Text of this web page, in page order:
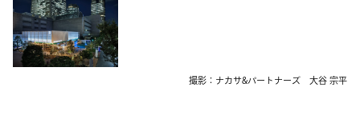
撮影：ナカサ&パートナーズ 大谷 宗平